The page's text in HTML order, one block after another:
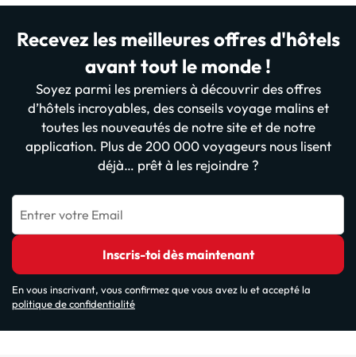
Recevez les meilleures offres d'hôtels
avant tout le monde !
Soyez parmi les premiers à découvrir des offres
d’hôtels incroyables, des conseils voyage malins et
toutes les nouveautés de notre site et de notre
application. Plus de 200 000 voyageurs nous lisent
déjà… prêt à les rejoindre ?
Entrer votre Email
Inscris-toi dès maintenant
En vous inscrivant, vous confirmez que vous avez lu et accepté la
politique de confidentialité